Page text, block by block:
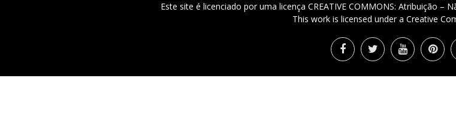
Este site é licenciado por uma licença CREATIVE COMMONS: Atribuição –
This work is licensed under a Creative